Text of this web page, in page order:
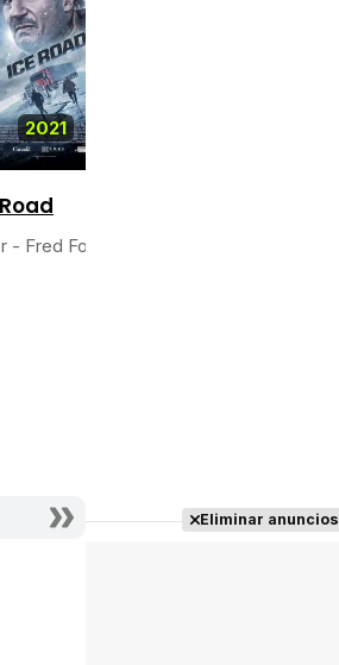
2021
- Fred Ford
Eliminar anuncios